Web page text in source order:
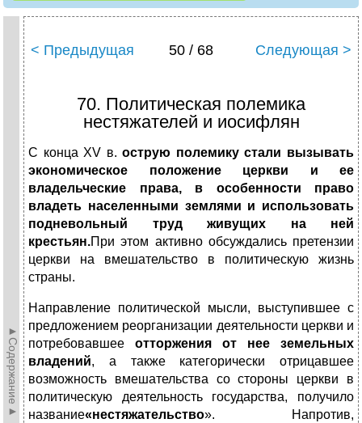
►Содержание►
< Предыдущая 50 / 68 Следующая >
70. Политическая полемика
нестяжателей и иосифлян
С конца XV в.острую полемику стали вызывать
экономическое положение церкви и ее
владельческие права, в особенности право
владеть населенными землями и использовать
подневольный труд живущих на ней
крестьян.При этом активно обсуждались претензии
церкви на вмешательство в политическую жизнь
страны.
Направление политической мысли, выступившее с
предложением реорганизации деятельности церкви и
потребовавшее отторжения от нее земельных
владений, а также категорически отрицавшее
возможность вмешательства со стороны церкви в
политическую деятельность государства, получило
название«нестяжательство». Напротив,